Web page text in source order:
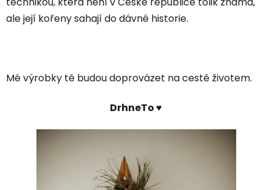
ale její kořeny sahají do dávné historie.
Mé výrobky tě budou doprovázet na cestě životem.
DrhneTo♥